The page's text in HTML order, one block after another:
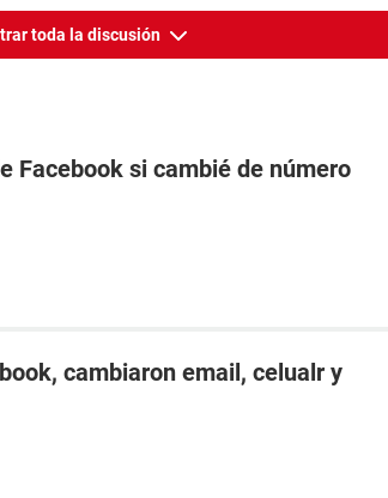
toda la discusión
Facebook si cambié de número
cambiaron email, celualr y